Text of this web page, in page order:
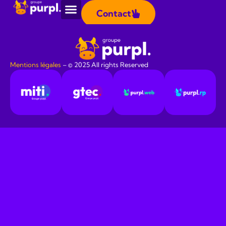
Panneau de gestion des cookies
Contact
Étiquetté Relations presse
Mentions légales ​ – © 2025 All rights Reserved